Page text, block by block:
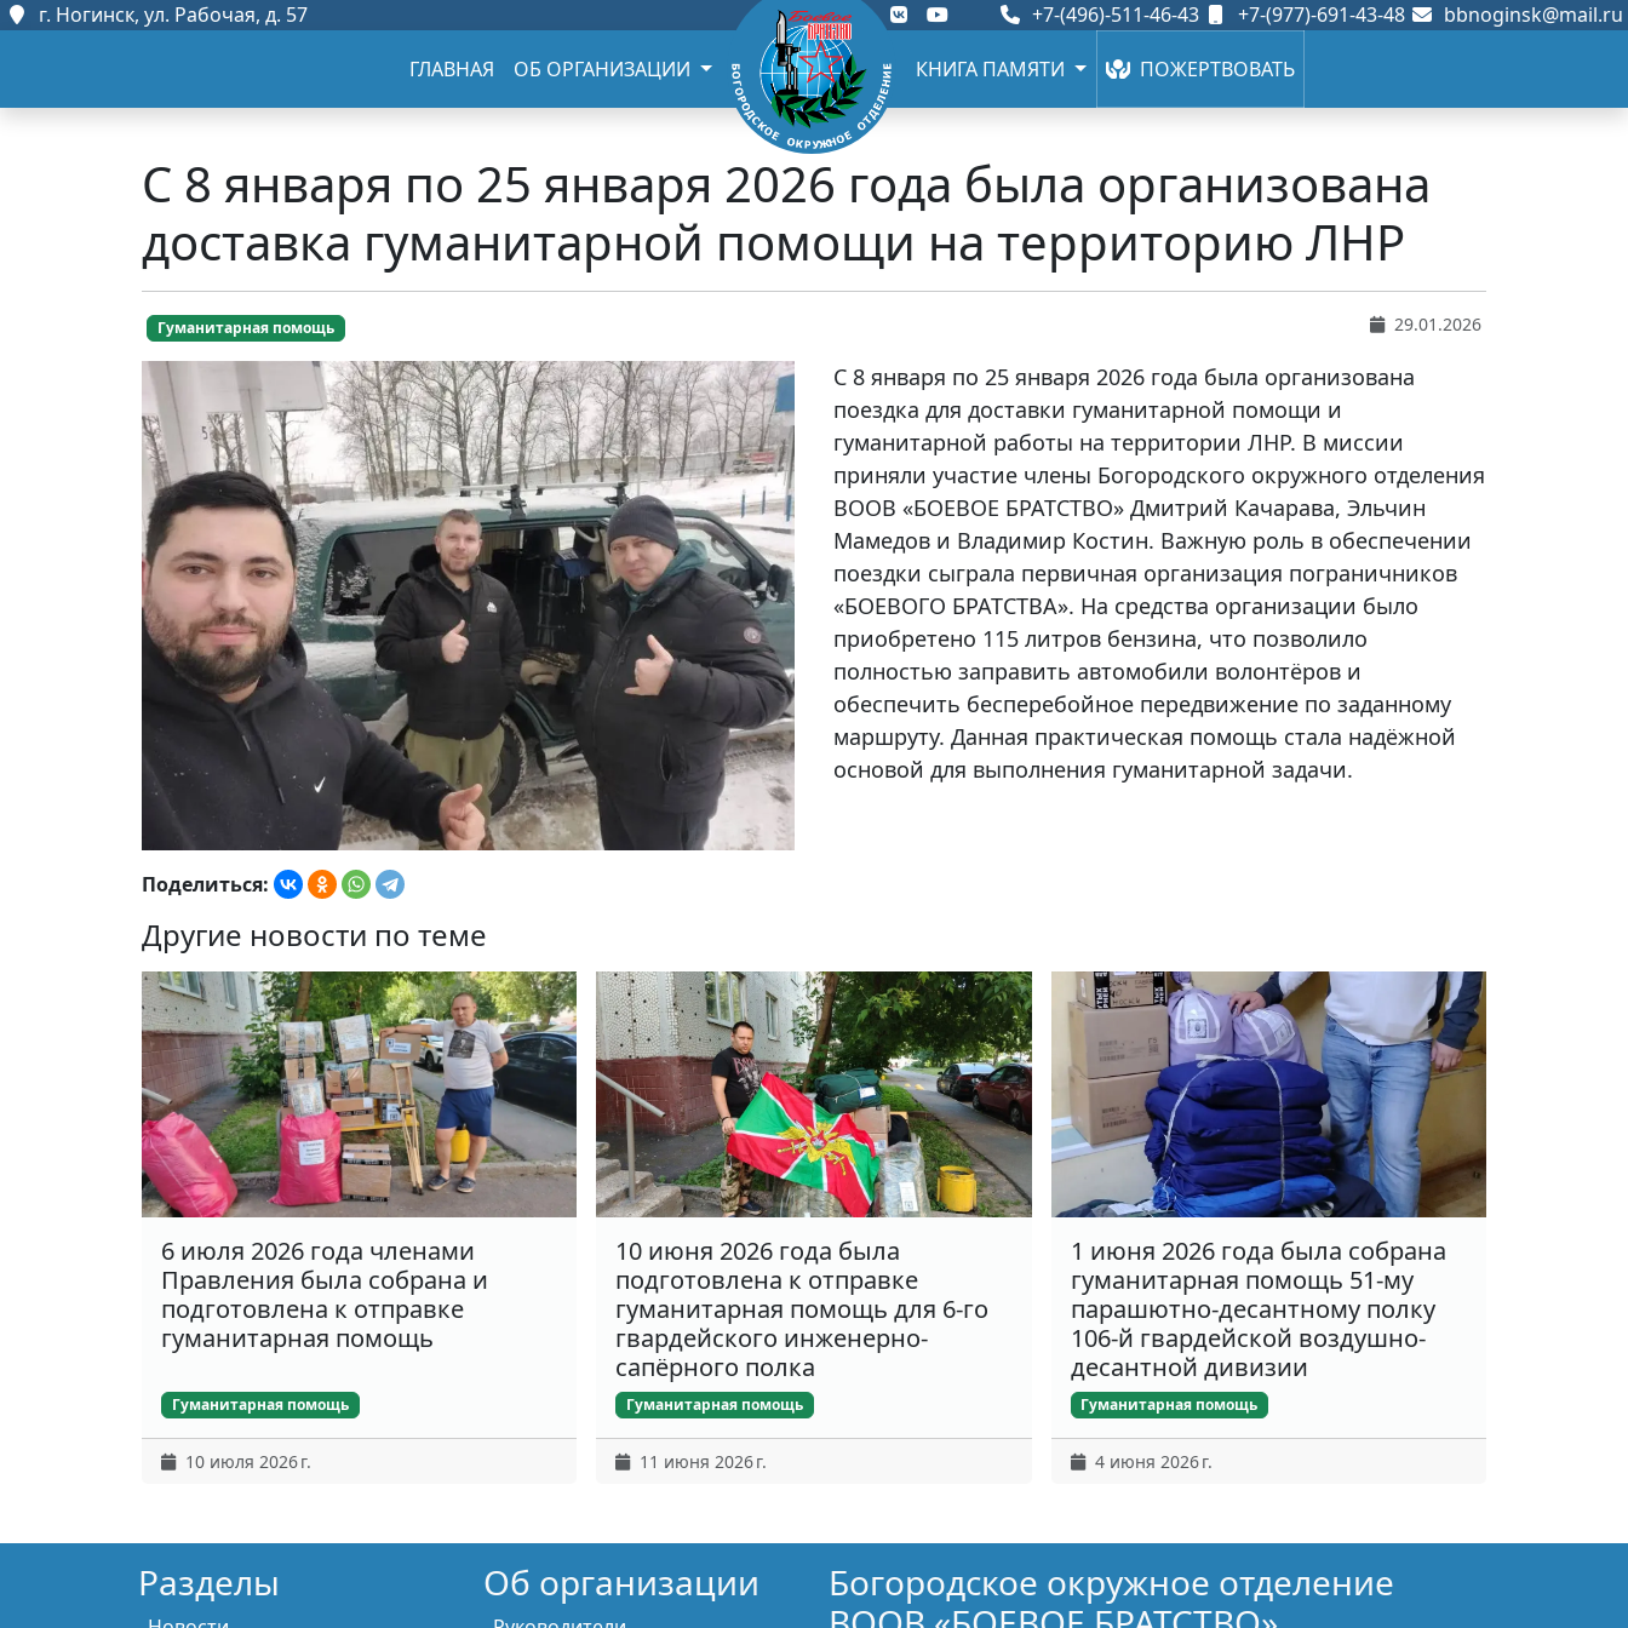
г. Ногинск, ул. Рабочая, д. 57 +7-(496)-511-46-43 +7-(977)-691-43-48 bbnoginsk@mail.ru
ГЛАВНАЯ ОБ ОРГАНИЗАЦИИ КНИГА ПАМЯТИ ПОЖЕРТВОВАТЬ
С 8 января по 25 января 2026 года была организована
доставка гуманитарной помощи на территорию ЛНР
Гуманитарная помощь 29.01.2026
С 8 января по 25 января 2026 года была организована
поездка для доставки гуманитарной помощи и
гуманитарной работы на территории ЛНР. В миссии
приняли участие члены Богородского окружного отделения
ВООВ «БОЕВОЕ БРАТСТВО» Дмитрий Качарава, Эльчин
Мамедов и Владимир Костин. Важную роль в обеспечении
поездки сыграла первичная организация пограничников
«БОЕВОГО БРАТСТВА». На средства организации было
приобретено 115 литров бензина, что позволило
полностью заправить автомобили волонтёров и
обеспечить бесперебойное передвижение по заданному
маршруту. Данная практическая помощь стала надёжной
основой для выполнения гуманитарной задачи.
Поделиться:
Другие новости по теме
6 июля 2026 года членами
Правления была собрана и
подготовлена к отправке
гуманитарная помощь
Гуманитарная помощь
10 июля 2026 г.
10 июня 2026 года была
подготовлена к отправке
гуманитарная помощь для 6-го
гвардейского инженерно-
сапёрного полка
Гуманитарная помощь
11 июня 2026 г.
1 июня 2026 года была собрана
гуманитарная помощь 51-му
парашютно-десантному полку
106-й гвардейской воздушно-
десантной дивизии
Гуманитарная помощь
4 июня 2026 г.
Разделы Об организации
Богородское окружное отделение